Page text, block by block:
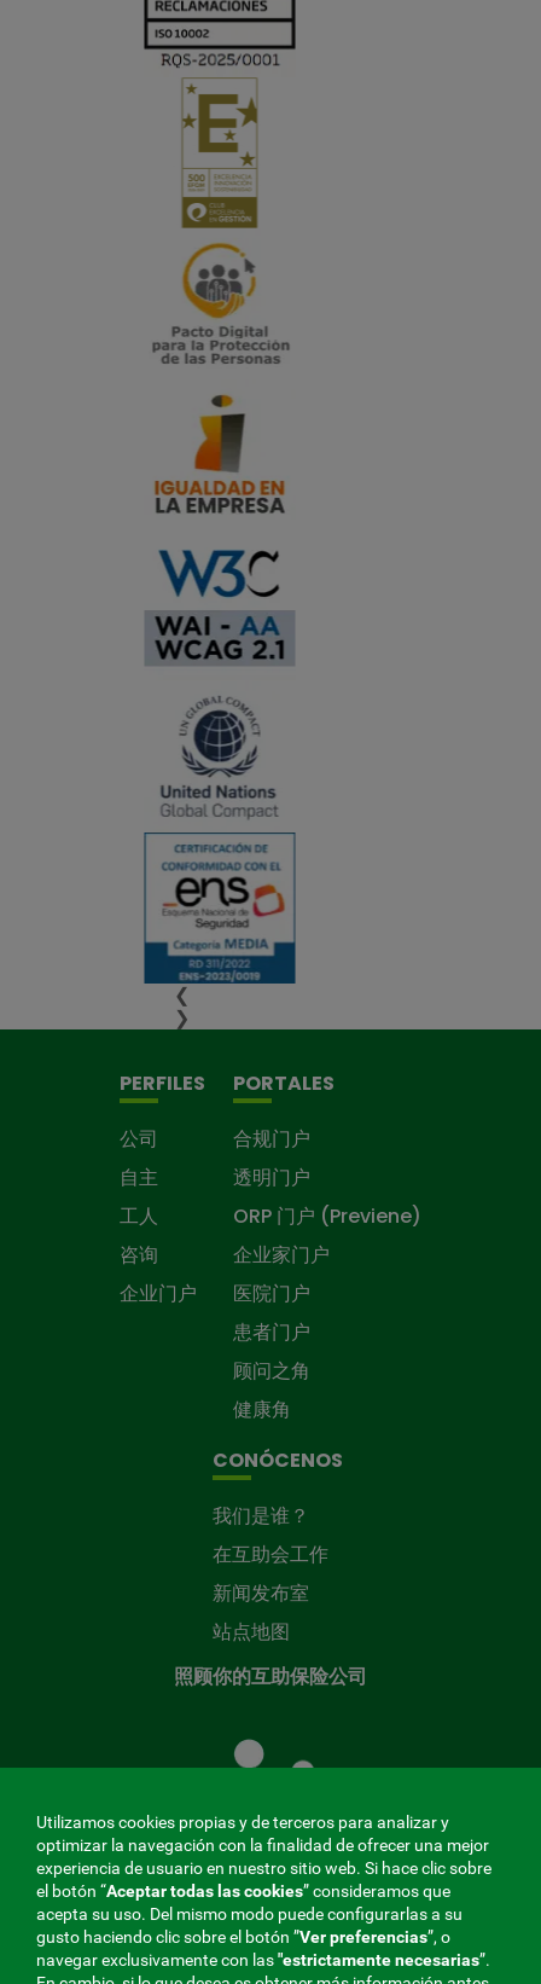
❮
❯
PERFILES
公司
自主
工人
咨询
企业门户
PORTALES
合规门户
透明门户
ORP 门户 (Previene)
企业家门户
医院门户
患者门户
顾问之角
健康角
CONÓCENOS
我们是谁？
在互助会工作
新闻发布室
站点地图
照顾你的互助保险公司
共
同
基
金
MENÚ
Utilizamos cookies propias y de terceros para analizar y
optimizar la navegación con la finalidad de ofrecer una mejor
experiencia de usuario en nuestro sitio web. Si hace clic sobre
el botón “Aceptar todas las cookies” consideramos que
acepta su uso. Del mismo modo puede configurarlas a su
gusto haciendo clic sobre el botón ”Ver preferencias”, o
navegar exclusivamente con las"estrictamentenecesarias”.